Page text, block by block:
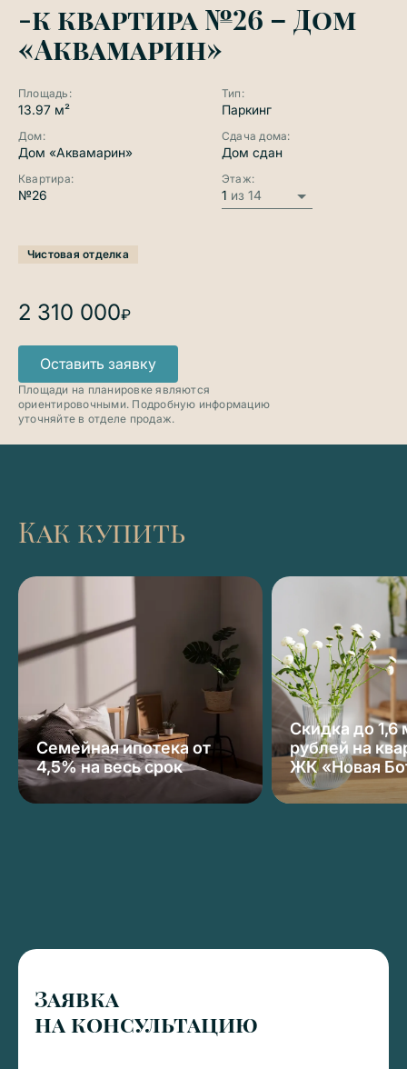
-к квартира №26 – Дом
«Аквамарин»
Площадь:
13.97 м²
Тип:
Паркинг
Дом:
Дом «Аквамарин»
Сдача дома:
Дом сдан
Квартира:
№26
Этаж:
1 из 14
Чистовая отделка
2 310 000₽
Оставить заявку
Площади на планировке являются
ориентировочными. Подробную информацию
уточняйте в отделе продаж.
Как купить
Семейная ипотека от
4,5% на весь срок
Скидка до 1,6
рублей на
ЖК «Новая
Заявка
на консультацию